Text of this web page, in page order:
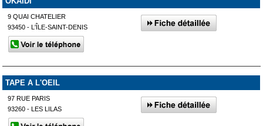
9 QUAI CHATELIER
93450 - L'ÎLE-SAINT-DENIS
TAPE A L'OEIL
97 RUE PARIS
93260 - LES LILAS